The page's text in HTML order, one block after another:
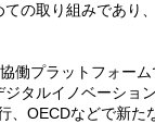
の取り組みであり
働プラットフォー
タルイノベーショ
、OECDなどで新